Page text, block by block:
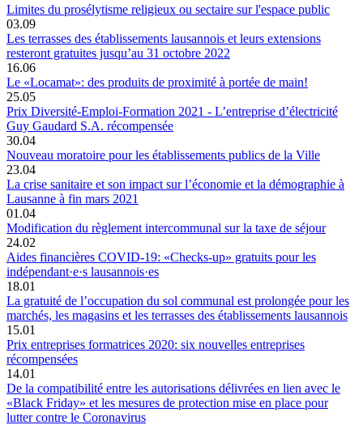
Limites du prosélytisme religieux ou sectaire sur l'espace public
03.09
Les terrasses des établissements lausannois et leurs extensions
resteront gratuites jusqu’au 31 octobre 2022
16.06
Le «Locamat»: des produits de proximité à portée de main!
25.05
Prix Diversité-Emploi-Formation 2021 - L’entreprise d’électricité
Guy Gaudard S.A. récompensée
30.04
Nouveau moratoire pour les établissements publics de la Ville
23.04
La crise sanitaire et son impact sur l’économie et la démographie à
Lausanne à fin mars 2021
01.04
Modification du règlement intercommunal sur la taxe de séjour
24.02
Aides financières COVID-19: «Checks-up» gratuits pour les
indépendant·e·s lausannois·es
18.01
La gratuité de l’occupation du sol communal est prolongée pour les
marchés, les magasins et les terrasses des établissements lausannois
15.01
Prix entreprises formatrices 2020: six nouvelles entreprises
récompensées
14.01
De la compatibilité entre les autorisations délivrées en lien avec le
«Black Friday» et les mesures de protection mise en place pour
lutter contre le Coronavirus